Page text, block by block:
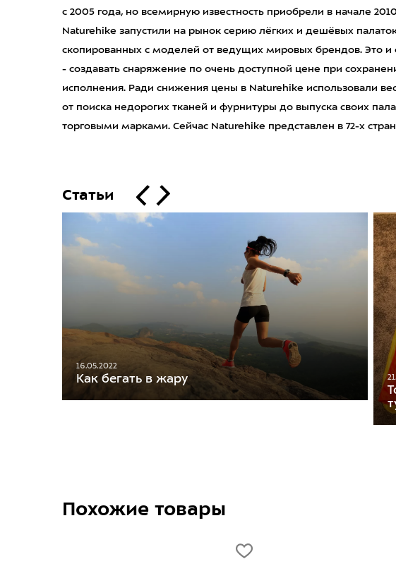
с 2005 года, но всемирную известность приобрели в начале
Naturehike запустили на рынок серию лёгких и дешёвых
скопированных с моделей от ведущих мировых брендов. Это и
- создавать снаряжение по очень доступной цене при
исполнения. Ради снижения цены в Naturehike использовали
от поиска недорогих тканей и фурнитуры до выпуска своих
торговыми марками. Cейчас Naturehike представлен в 72-х
Статьи
16.05.2022
Как бегать в жару
Похожие товары